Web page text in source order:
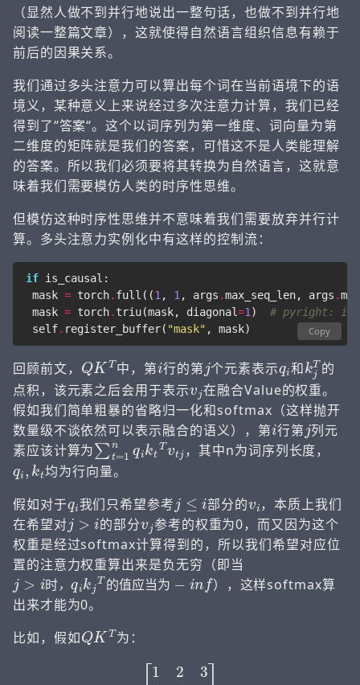
（显然人做不到并行地说出一整句话，也做不到并行地
阅读一整篇文章），这就使得自然语言组织信息有赖于
前后的因果关系。
我们通过多头注意力可以算出每个词在当前语境下的语
境义，某种意义上来说经过多次注意力计算，我们已经
得到了“答案“。这个以词序列为第一维度、词向量为第
二维度的矩阵就是我们的答案，可惜这不是人类能理解
的答案。所以我们必须要将其转换为自然语言，这就意
味着我们需要模仿人类的时序性思维。
但模仿这种时序性思维并不意味着我们需要放弃并行计
算。多头注意力实例化中有这样的控制流：
if is_causal :
mask = torch. full ((1 , 1 , args .max_seq_len, args .
mask = torch. triu(mask, diagonal=1 )
# pyright:
self. register_buffer( "mask" , mask) Copy
回顾前文，
Q KT
中，第 行的第 个元素表示 和
kjT
的
点积，该元素之后会用于表示
vj
在融合Value的权重。
假如我们简单粗暴的省略归一化和softmax（这样抛开
数量级不谈依然可以表示融合的语义），第
i
行第
j
列元
素应该计算为
∑t=1nqiktTvtj
，其中n为词序列长度，
qi,kt
均为行向量。
假如对于
我们只希望参考 部分的
，本质上我们
在希望对
j>i
的部分
vj
参考的权重为0，而又因为这个
权重是经过softmax计算得到的，所以我们希望对应位
置的注意力权重算出来是负无穷（即当
时 ， 的 值应当 为
j>i时，qikjT的值应当为
−inf
），这样softmax算
出来才能为0。
比如，假如
Q KT
为：
123 5 789